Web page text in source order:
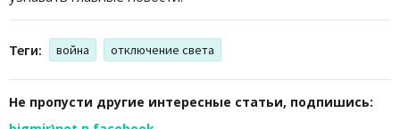
Теги: война отключение света
Не пропусти другие интересные статьи, подпишись: